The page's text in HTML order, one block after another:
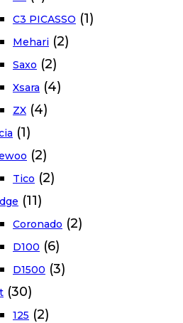
C3 PICASSO (1)
Mehari (2)
Saxo (2)
Xsara (4)
ZX (4)
(1)
(2)
Tico (2)
(11)
Coronado (2)
D100 (6)
D1500 (3)
(30)
125 (2)